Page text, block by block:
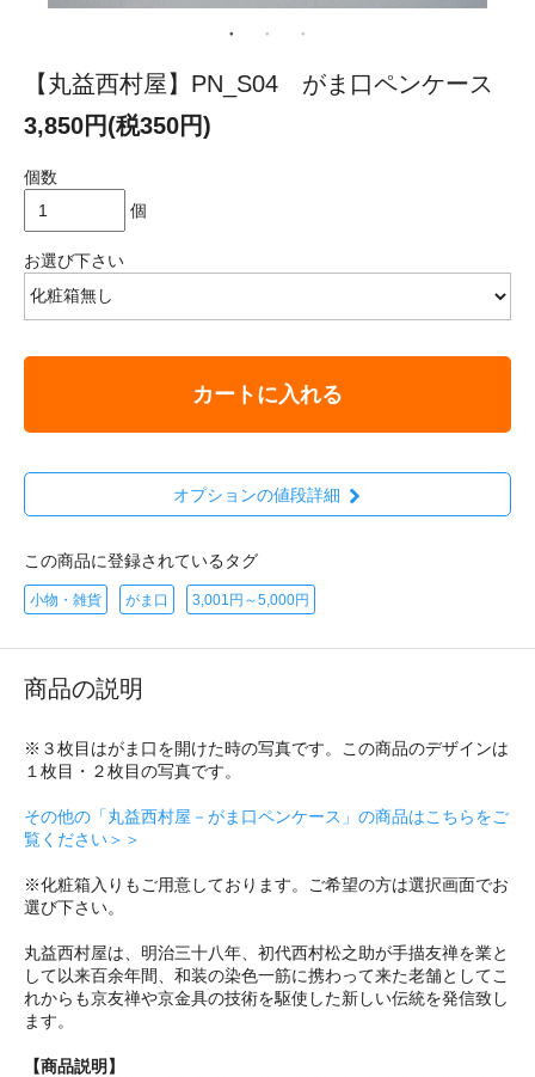
【丸益西村屋】PN_S04 がま口ペンケース
3,850円(税350円)
個数
個
お選び下さい
カートに入れる
オプションの値段詳細
この商品に登録されているタグ
小物・雑貨 がま口 3,001円～5,000円
商品の説明
※３枚目はがま口を開けた時の写真です。この商品のデザインは
１枚目・２枚目の写真です。
その他の「丸益西村屋－がま口ペンケース」の商品はこちらをご
覧ください＞＞
※化粧箱入りもご用意しております。ご希望の方は選択画面でお
選び下さい。
丸益西村屋は、明治三十八年、初代西村松之助が手描友禅を業と
して以来百余年間、和装の染色一筋に携わって来た老舗としてこ
れからも京友禅や京金具の技術を駆使した新しい伝統を発信致し
ます。
【商品説明】